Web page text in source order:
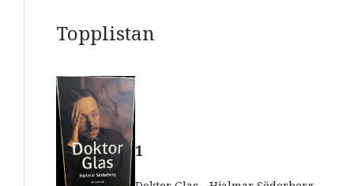
s
t
-
p
o
s
t
Topplistan
1